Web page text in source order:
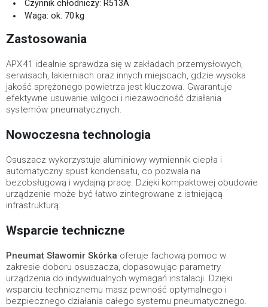
Czynnik chłodniczy: R513A
Waga: ok. 70 kg
Zastosowania
APX 41 idealnie sprawdza się w zakładach przemysłowych,
serwisach, lakierniach oraz innych miejscach, gdzie wysoka
jakość sprężonego powietrza jest kluczowa. Gwarantuje
efektywne usuwanie wilgoci i niezawodność działania
systemów pneumatycznych.
Nowoczesna technologia
Osuszacz wykorzystuje aluminiowy wymiennik ciepła i
automatyczny spust kondensatu, co pozwala na
bezobsługową i wydajną pracę. Dzięki kompaktowej obudowie
urządzenie może być łatwo zintegrowane z istniejącą
infrastrukturą.
Wsparcie techniczne
Pneumat Sławomir Skórka oferuje fachową pomoc w
zakresie doboru osuszacza, dopasowując parametry
urządzenia do indywidualnych wymagań instalacji. Dzięki
wsparciu technicznemu masz pewność optymalnego i
bezpiecznego działania całego systemu pneumatycznego.